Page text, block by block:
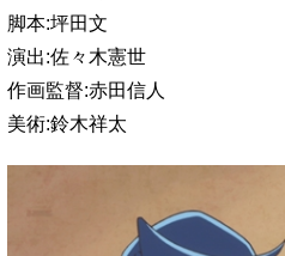
脚本:坪田文
演出:佐々木憲世
作画監督:赤田信人
美術:鈴木祥太